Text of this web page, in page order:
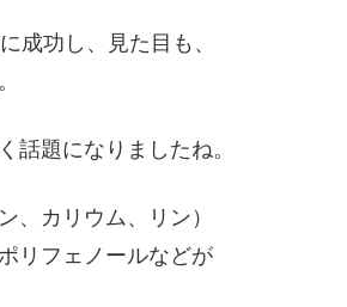
成功し、見た目も、
話題になりましたね。
、カリウム、リン）
リフェノールなどが